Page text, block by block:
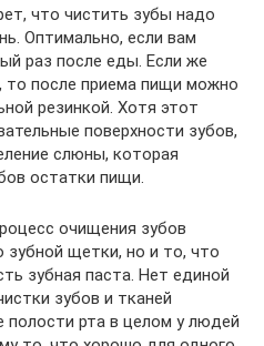
что чистить зубы надо
Оптимально, если вам
раз после еды. Если же
то после приема пищи можно
резинкой. Хотя этот
поверхности зубов,
слюны, которая
остатки пищи.
очищения зубов
зубной щетки, но и то, что
зубная паста. Нет единой
зубов и тканей
полости рта в целом у людей